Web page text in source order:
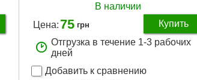
В наличии
Цена: 75 грн
Купить
Отгрузка в течение 1-3 рабочих
дней
Добавить к сравнению